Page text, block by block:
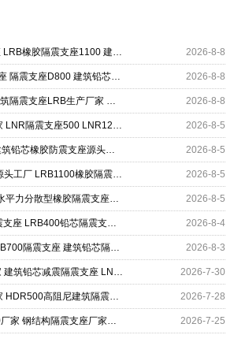
LRB600铅芯橡胶隔震支座 LRB橡胶隔震支座1100 建筑铅芯橡胶隔震支座定制生产厂家 2026-8-8
LNR1300天然橡胶隔震支座 隔震支座D800 建筑铅芯隔震支座定制厂家 2026-8-8
LNR橡胶隔震支座1300 建筑隔震支座LRB生产厂家 建筑铅芯建筑隔震支座源头工厂 2026-8-8
建筑铅芯橡胶抗震支座厂家 LNR隔震支座500 LNR1200隔震支座什么价格 2026-8-5
HDR1300支座源头工厂 建筑铅芯橡胶防震支座源头工厂 LRB400铅芯支座厂家 2026-8-5
LNR水平分散力隔震支座源头工厂 LRB1100橡胶隔震支座生产厂家 建筑铅芯防震支座厂商源头工厂 2026-8-5
分散型隔震支座生产厂家 水平力分散型橡胶隔震支座源头工厂 建筑铅芯隔震支座(LRB)厂家 2026-8-5
建筑水平力分散型橡胶隔震支座 LRB400铅芯隔震支座厂家电话 建筑铅芯隔震支座什么价格 2026-8-4
LNR铅芯隔震支座厂家 LRB700隔震支座 建筑铅芯隔震支座LRB900厂家 2026-8-3
LNR700橡胶隔震支座厂家 建筑铅芯减震隔震支座 LNR1200天然橡胶支座多少钱 2026-7-30
建筑铅芯隔震支座定制厂家 HDR500高阻尼建筑隔震支座源头工厂 铅芯隔震支座价格表 2026-7-28
建筑铅芯隔震支座LRB900厂家 钢结构隔震支座厂家电话 LNR1500支座多少钱 2026-7-25